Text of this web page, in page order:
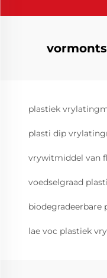
plastiek
plasti dip
vrywitmiddel van
voedselgraad
lae voc plastiek